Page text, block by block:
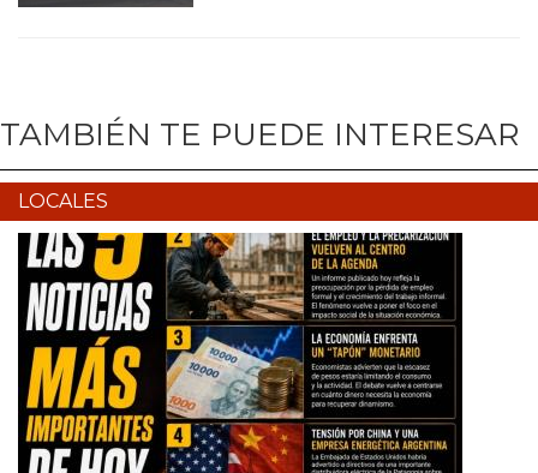
TAMBIÉN TE PUEDE INTERESAR
LOCALES